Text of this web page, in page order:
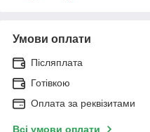
Умови оплати
Післяплата
Готівкою
Оплата за реквізитами
Всі умови оплати